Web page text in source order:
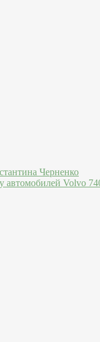
Черненко
автомобилей Volvo